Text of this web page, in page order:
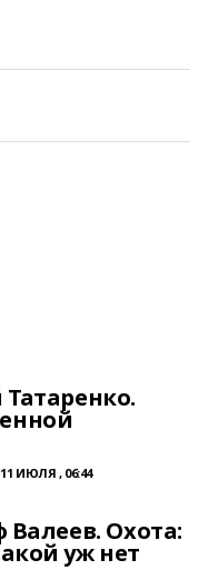
11 ИЮЛЯ , 06:44
Валеев. Охота:
уж нет